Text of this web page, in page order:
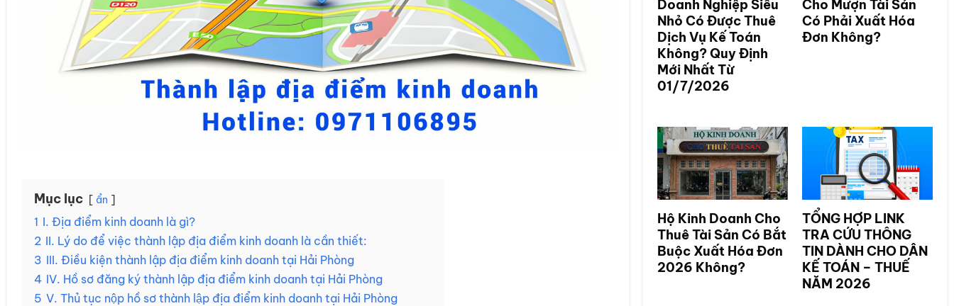
Mục lục ẩn
1 I. Địa điểm kinh doanh là gì?
2 II. Lý do để việc thành lập địa điểm kinh doanh là cần thiết:
3 III. Điều kiện thành lập địa điểm kinh doanh tại Hải Phòng
4 IV. Hồ sơ đăng ký thành lập địa điểm kinh doanh tại Hải Phòng
5 V. Thủ tục nộp hồ sơ thành lập địa điểm kinh doanh tại Hải Phòng
Doanh Nghiệp Siêu
Nhỏ Có Được Thuê
Dịch Vụ Kế Toán
Không? Quy Định
Mới Nhất Từ
01/7/2026
Cho Mượn Tài Sản
Có Phải Xuất Hóa
Đơn Không?
Hộ Kinh Doanh Cho
Thuê Tài Sản Có Bắt
Buộc Xuất Hóa Đơn
2026 Không?
TỔNG HỢP LINK
TRA CỨU THÔNG
TIN DÀNH CHO DÂN
KẾ TOÁN – THUẾ
NĂM 2026